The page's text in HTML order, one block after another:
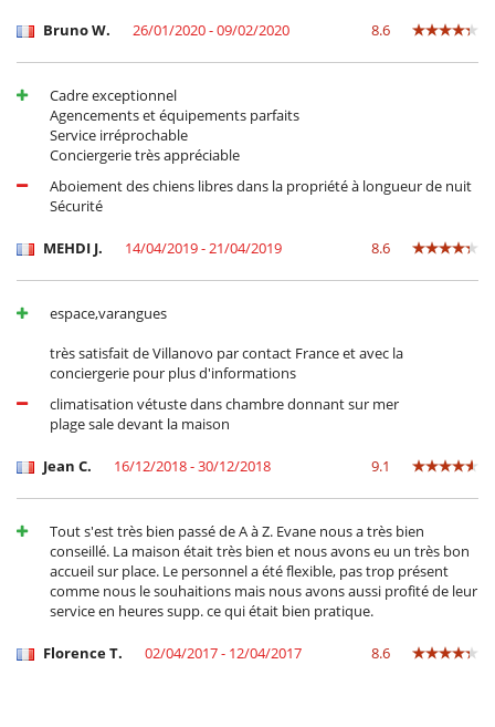
Bruno W. 26/01/2020 - 09/02/2020 8.6
Cadre exceptionnel
Agencements et équipements parfaits
Service irréprochable
Conciergerie très appréciable
Aboiement des chiens libres dans la propriété à longueur de nuit
Sécurité
MEHDI J. 14/04/2019 - 21/04/2019 8.6
espace,varangues
très satisfait de Villanovo par contact France et avec la
conciergerie pour plus d'informations
climatisation vétuste dans chambre donnant sur mer
plage sale devant la maison
Jean C. 16/12/2018 - 30/12/2018 9.1
Tout s'est très bien passé de A à Z. Evane nous a très bien
conseillé. La maison était très bien et nous avons eu un très bon
accueil sur place. Le personnel a été flexible, pas trop présent
comme nous le souhaitions mais nous avons aussi profité de leur
service en heures supp. ce qui était bien pratique.
Florence T. 02/04/2017 - 12/04/2017 8.6